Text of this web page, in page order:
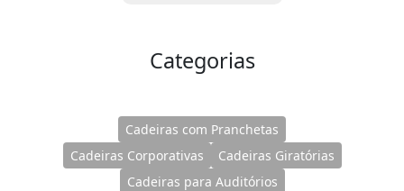
Categorias
Cadeiras com Pranchetas
Cadeiras Corporativas
Cadeiras Giratórias
Cadeiras para Auditórios